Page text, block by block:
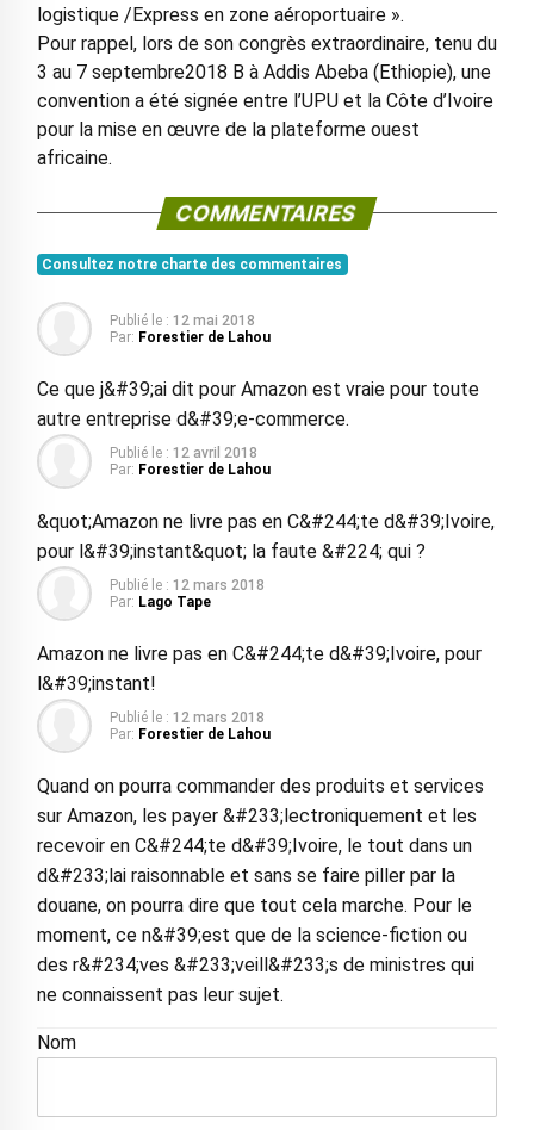
logistique /Express en zone aéroportuaire ».
Pour rappel, lors de son congrès extraordinaire, tenu du
3 au 7 septembre2018 B à Addis Abeba (Ethiopie), une
convention a été signée entre l’UPU et la Côte d’Ivoire
pour la mise en œuvre de la plateforme ouest
africaine.
COMMENTAIRES
Consultez notre charte des commentaires
Publié le : 12 mai 2018
Par: Forestier de Lahou
Ce que j&#39;ai dit pour Amazon est vraie pour toute
autre entreprise d&#39;e-commerce.
Publié le : 12 avril 2018
Par: Forestier de Lahou
&quot;Amazon ne livre pas en C&#244;te d&#39;Ivoire,
pour l&#39;instant&quot; la faute &#224; qui ?
Publié le : 12 mars 2018
Par: Lago Tape
Amazon ne livre pas en C&#244;te d&#39;Ivoire, pour
l&#39;instant!
Publié le : 12 mars 2018
Par: Forestier de Lahou
Quand on pourra commander des produits et services
sur Amazon, les payer &#233;lectroniquement et les
recevoir en C&#244;te d&#39;Ivoire, le tout dans un
d&#233;lai raisonnable et sans se faire piller par la
douane, on pourra dire que tout cela marche. Pour le
moment, ce n&#39;est que de la science-fiction ou
des r&#234;ves &#233;veill&#233;s de ministres qui
ne connaissent pas leur sujet.
Nom